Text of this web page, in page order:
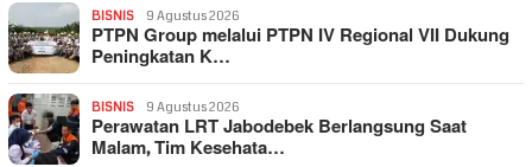
BISNIS 9 Agustus 2026
PTPN Group melalui PTPN IV Regional VII Dukung
Peningkatan K…
BISNIS 9 Agustus 2026
Perawatan LRT Jabodebek Berlangsung Saat
Malam, Tim Kesehata…